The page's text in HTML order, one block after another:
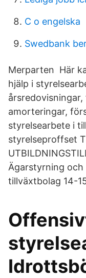
C o engelska
Swedbank
Merparten Här
hjälp i
amorteringar,
styrelsearbete i
styrelseproffset
Ägarstyrning
tillväxtbolag 14-